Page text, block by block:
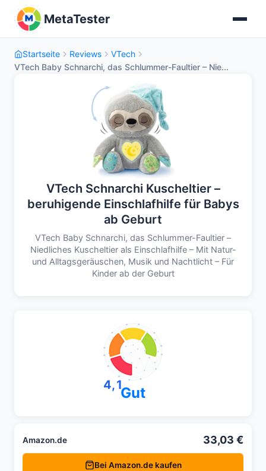
MetaTester
Startseite Reviews
VTech
VTech Baby Schnarchi, das Schlummer-Faultier – Nie...
VTech Schnarchi Kuscheltier –
beruhigende Einschlafhilfe für Babys
ab Geburt
VTech Baby Schnarchi, das Schlummer-Faultier –
Niedliches Kuscheltier als Einschlafhilfe – Mit Natur-
und Alltagsgeräuschen, Musik und Nachtlicht – Für
Kinder ab der Geburt
4,1Gut
Amazon.de 33,03 €
Bei Amazon.de kaufen